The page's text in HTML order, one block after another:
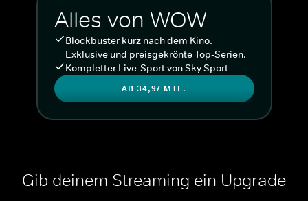
Alles von WOW
Blockbuster kurz nach dem Kino.
Exklusive und preisgekrönte Top-Serien.
Kompletter Live-Sport von Sky Sport
AB 34,97 MTL.
Gib deinem Streaming ein Upgrade